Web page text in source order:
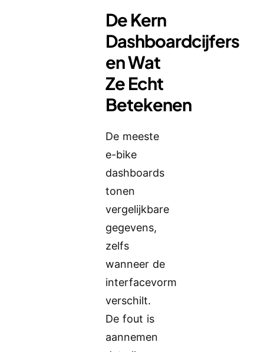
De Kern
Dashboardcijfers
en Wat
Ze Echt
Betekenen
De meeste
e-bike
dashboards
tonen
vergelijkbare
gegevens,
zelfs
wanneer de
interfacevorm
verschilt.
De fout is
aannemen